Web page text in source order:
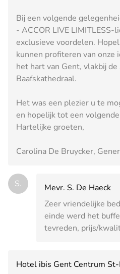
Bij een volgende
- ACCOR LIVE LIMITLESS-
exclusieve voordelen.
kunnen profiteren van onze
het hart van Gent, vlakbij
Baafskathedraal.
Het was een plezier u te
en hopelijk tot een
Hartelijke groeten,
Carolina De Bruycker,
S.
Mevr. S. De Haeck
Zeer vriendelijke
einde werd het
tevreden, prijs/
Hotel ibis Gent Centrum